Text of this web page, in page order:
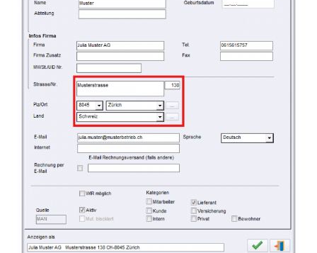
eezytool-Update: Verwaltung
der strukturierten Adressen